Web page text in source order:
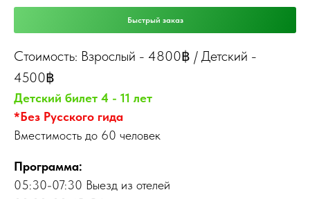
Быстрый заказ
Стоимость: Взрослый - 4800฿ / Детский -
4500฿
Детский билет 4 - 11 лет
*Без Русского гида
Вместимость до 60 человек
Программа:
05:30-07:30 Выезд из отелей